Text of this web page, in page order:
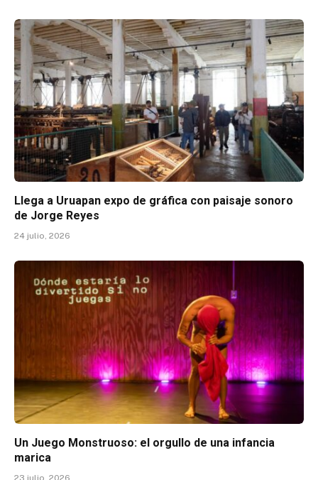
Llega a Uruapan expo de gráfica con paisaje sonoro
de Jorge Reyes
24 julio, 2026
Un Juego Monstruoso: el orgullo de una infancia
marica
23 julio, 2026